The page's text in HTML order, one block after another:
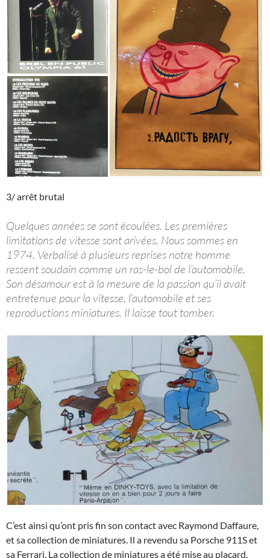
3/ arrêt brutal
Quelques années se sont écoulées. Les premières
limitations de vitesse sont arivées. Nous sommes en
1974. Verbalisé à plusieurs reprises notre homme
ressent soudain comme un ras-le-bol de l’automobile.
Son désamour est à la mesure de la passion qu’il avait
entretenue pour la vitesse, l’automobile et ses
reproductions miniatures. Il laisse tout tomber.
C’est ainsi qu’ont pris fin son contact avec Raymond Daffaure,
et sa collection de miniatures. Il a revendu sa Porsche 911S et
sa Ferrari. La collection de miniatures a été mise au placard.